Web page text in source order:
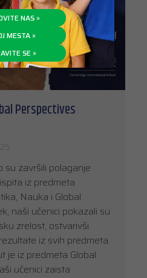
Perspectives
su završili polaganje
iz predmeta
Nauka i Global
naši učenici pokazali su
zrelost, ostvarivši
iz svih predmeta.
je iz predmeta Global
učenici zaista
NAS »
MESTA »
SE »